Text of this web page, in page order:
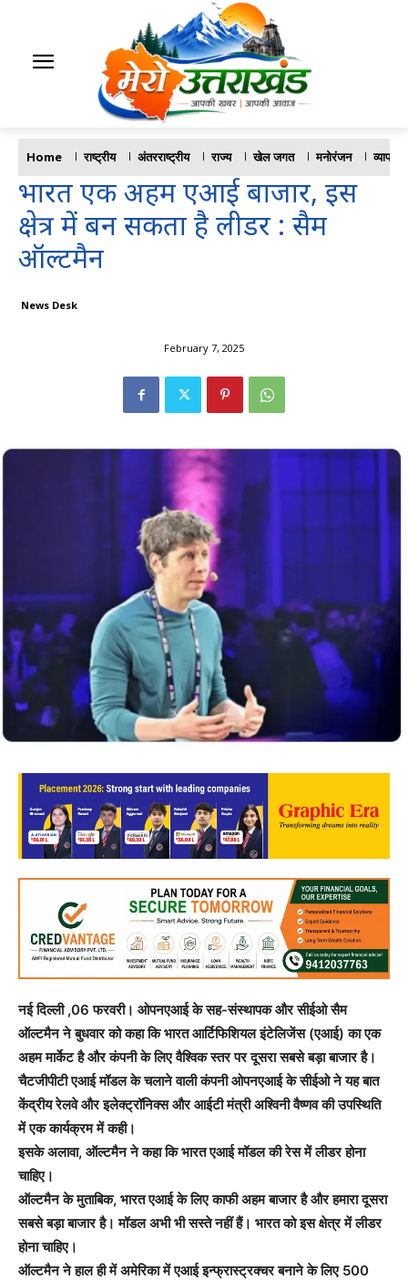
Home राष्ट्रीय अंतरराष्ट्रीय राज्य खेल जगत मनोरंजन व्यापार
भारत एक अहम एआई बाजार, इस
क्षेत्र में बन सकता है लीडर : सैम
ऑल्टमैन
News Desk
February 7, 2025
नई दिल्ली ,06 फरवरी। ओपनएआई के सह-संस्थापक और सीईओ सैम
ऑल्टमैन ने बुधवार को कहा कि भारत आर्टिफिशियल इंटेलिजेंस (एआई) का एक
अहम मार्केट है और कंपनी के लिए वैश्विक स्तर पर दूसरा सबसे बड़ा बाजार है।
चैटजीपीटी एआई मॉडल के चलाने वाली कंपनी ओपनएआई के सीईओ ने यह बात
केंद्रीय रेलवे और इलेक्ट्रॉनिक्स और आईटी मंत्री अश्विनी वैष्णव की उपस्थिति
में एक कार्यक्रम में कही।
इसके अलावा, ऑल्टमैन ने कहा कि भारत एआई मॉडल की रेस में लीडर होना
चाहिए।
ऑल्टमैन के मुताबिक, भारत एआई के लिए काफी अहम बाजार है और हमारा दूसरा
सबसे बड़ा बाजार है। मॉडल अभी भी सस्ते नहीं हैं। भारत को इस क्षेत्र में लीडर
होना चाहिए।
ऑल्टमैन ने हाल ही में अमेरिका में एआई इन्फ्रास्ट्रक्चर बनाने के लिए 500